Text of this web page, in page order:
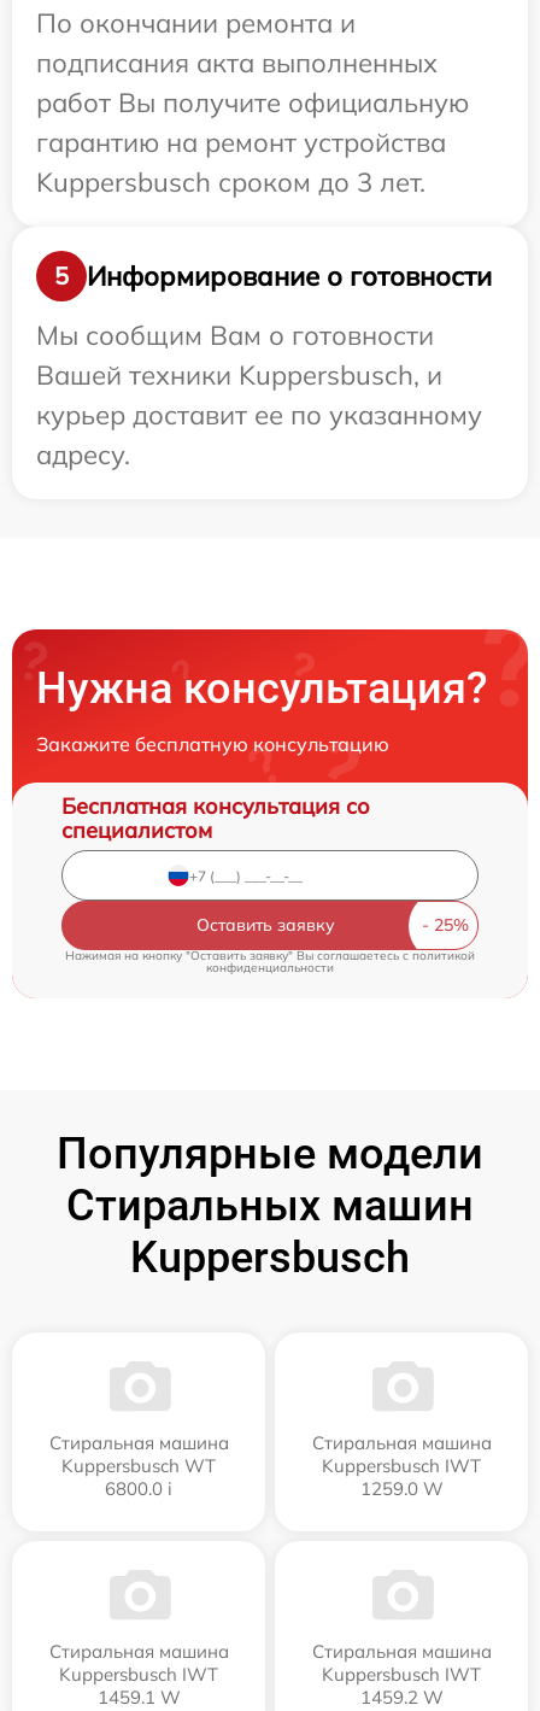
По окончании ремонта и
подписания акта выполненных
работ Вы получите официальную
гарантию на ремонт устройства
Kuppersbusch сроком до 3 лет.
5
Информирование о готовности
Мы сообщим Вам о готовности
Вашей техники Kuppersbusch, и
курьер доставит ее по указанному
адресу.
Нужна консультация?
Закажите бесплатную консультацию
Бесплатная консультация со
специалистом
Оставить заявку
Нажимая на кнопку "Оставить заявку" Вы соглашаетесь c политикой
конфиденциальности
Популярные модели
Стиральных машин
Kuppersbusch
Стиральная машина
Kuppersbusch WT
6800.0 i
Стиральная машина
Kuppersbusch IWT
1259.0 W
Стиральная машина
Kuppersbusch IWT
1459.1 W
Стиральная машина
Kuppersbusch IWT
1459.2 W